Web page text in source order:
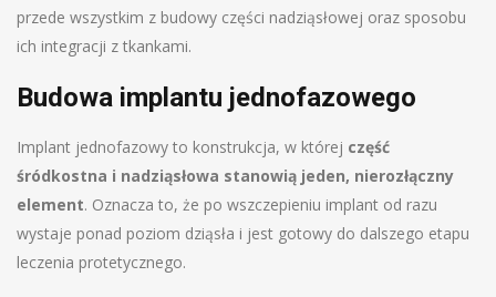
przede wszystkim z budowy części nadziąsłowej oraz sposobu
ich integracji z tkankami.
Budowa implantu jednofazowego
Implant jednofazowy to konstrukcja, w której część
śródkostna i nadziąsłowa stanowią jeden, nierozłączny
element. Oznacza to, że po wszczepieniu implant od razu
wystaje ponad poziom dziąsła i jest gotowy do dalszego etapu
leczenia protetycznego.